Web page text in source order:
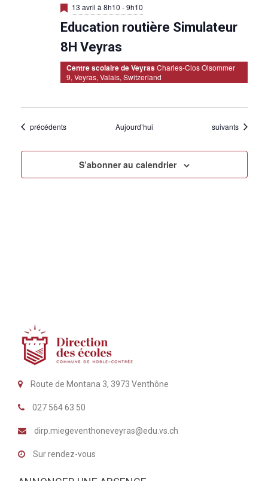
M
i
s
e
n
a
v
a
n
13 avril à 8h10 -9h10
Education routière Simulateur
8H Veyras
Centre scolaire de VeyrasCharles-Clos Olsommer
9, Veyras, Valais, Switzerland
Évènements
précédents Aujourd’hui Évènements
suivants
S’abonner au calendrier
Route de Montana 3, 3973 Venthône
027 564 63 50
dirp.miegeventhoneveyras@edu.vs.ch
Sur rendez-vous